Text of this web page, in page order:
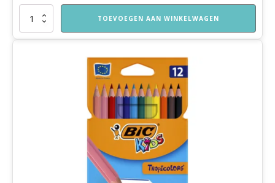
Kinderschaar
TOEVOEGEN AAN WINKELWAGEN